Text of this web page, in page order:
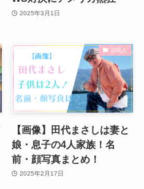
2025年3月1日
芸能人
【画像】田代まさしは妻と
娘・息子の4人家族！名
前・顔写真まとめ！
2025年2月17日